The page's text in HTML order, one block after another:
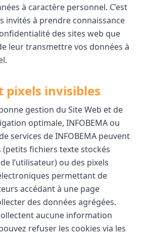
à caractère personnel. C’est
invités à prendre connaissance
des sites web que
leur transmettre vos données à
pixels invisibles
gestion du Site Web et de
optimale, INFOBEMA ou
services de INFOBEMA peuvent
fichiers texte stockés
l’utilisateur) ou des pixels
permettant de
accédant à une page
des données agrégées.
aucune information
refuser les cookies via les